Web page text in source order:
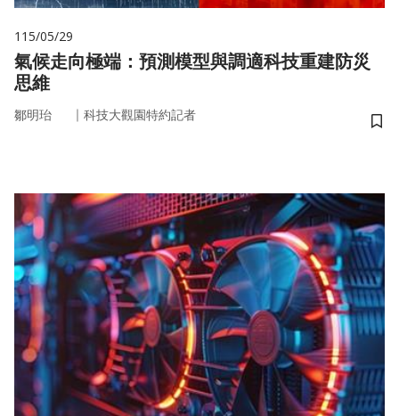
115/05/29
氣候走向極端：預測模型與調適科技重建防災
思維
鄒明珆 ｜ 科技大觀園特約記者
儲